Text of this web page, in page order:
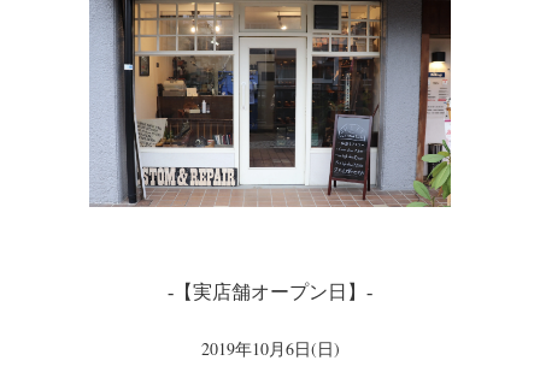
-【実店舗オープン日】-
2019年10月6日(日)